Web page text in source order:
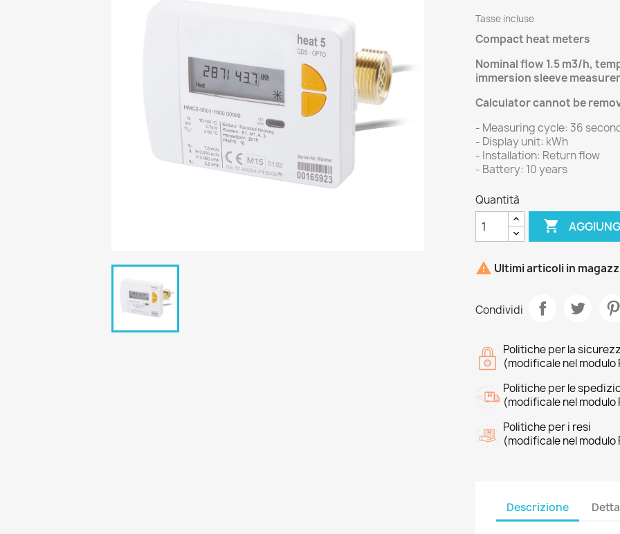
Tasse incluse
Compact heat meters
Nominal flow 1.5 m3/h,
immersion sleeve
Calculator cannot be
- Measuring cycle: 36
- Display unit: kWh
- Installation: Return flow
- Battery: 10 years
Quantità

 Ultimi articoli in
Condividi
Politiche per la
(modificale nel
Politiche per le
(modificale nel
Politiche per i resi
(modificale nel
Descrizione